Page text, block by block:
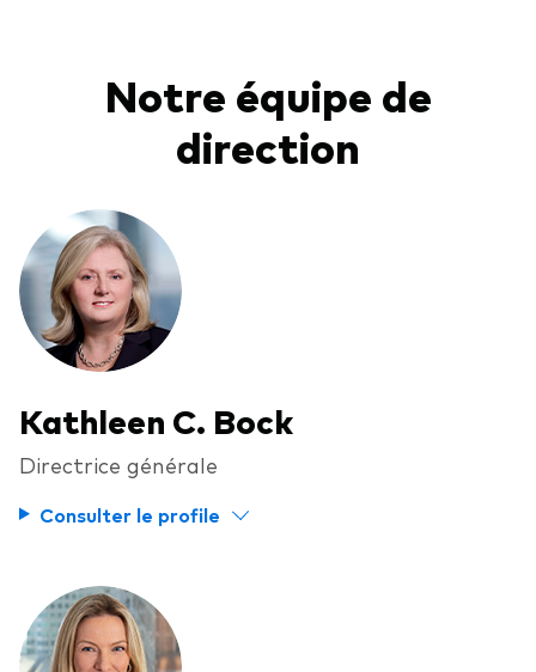
Notre équipe de
direction
Kathleen C. Bock
Directrice générale
Consulter le profile